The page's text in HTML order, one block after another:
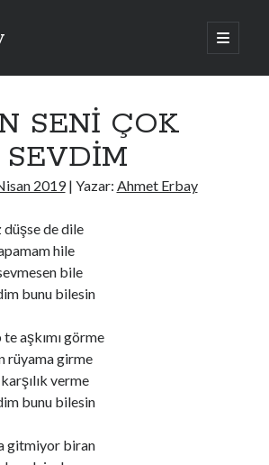
ana
menüyü
YEMEM
SENİ ÇOK
SEVDİM
2019| Yazar: Ahmet Erbay
düşse de dile
hile
bile
bunu bilesin
aşkımı görme
rüyama girme
verme
bunu bilesin
gitmiyor biran